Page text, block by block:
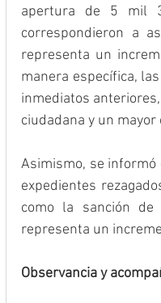
apertura de 5 mil
correspondieron a
representa un
manera específica,
inmediatos
ciudadana y un
Asimismo, se
expedientes
como la sanción
representa un
Observancia y